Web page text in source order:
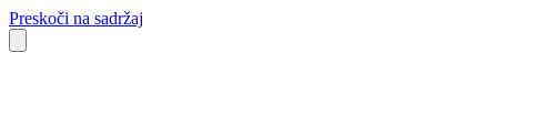
Preskoči na sadržaj